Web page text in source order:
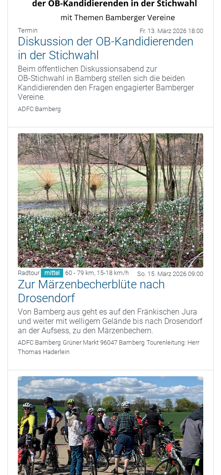
Termin Fr. 13. März 2026 18:00
Diskussion der OB-Kandidierenden
in der Stichwahl
Beim öffentlichen Diskussionsabend zur
OB‑Stichwahl in Bamberg stellen sich die beiden
Kandidierenden den Fragen engagierter Bamberger
Vereine.
ADFC Bamberg
Radtour mittel 60 - 79 km, 15-18 km/h So. 15. März 2026 09:00
Zur Märzenbecherblüte nach
Drosendorf
Von Bamberg aus geht es auf den Fränkischen Jura
und weiter mit welligem Gelände bis nach Drosendorf
an der Aufsess, zu den Märzenbechern.
ADFC Bamberg Grüner Markt 96047 Bamberg Tourenleitung: Herr
Thomas Haderlein